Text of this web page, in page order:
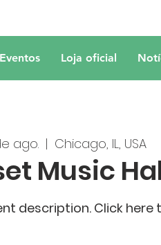
Eventos Loja oficial
ago.
  |
Chicago, IL, USA
Music
description. Click